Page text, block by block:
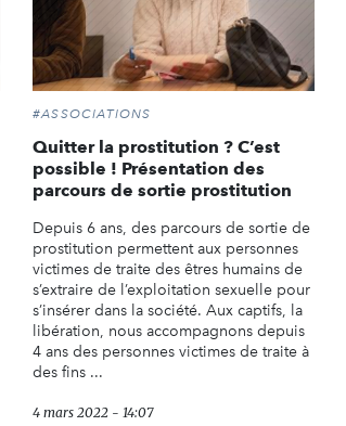
#ASSOCIATIONS
Quitter la prostitution ? C’est
possible ! Présentation des
parcours de sortie prostitution
Depuis 6 ans, des parcours de sortie de
prostitution permettent aux personnes
victimes de traite des êtres humains de
s’extraire de l’exploitation sexuelle pour
s’insérer dans la société. Aux captifs, la
libération, nous accompagnons depuis
4 ans des personnes victimes de traite à
des fins ...
4 mars 2022 - 14:07